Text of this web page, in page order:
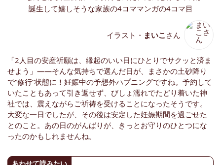
イラスト・ まいこ さん
「2人目の安産祈願は、縁起のいい日にひとりでサクッと済ま
せよう」――そんな気持ちで選んだ日が、まさかの土砂降り
で“修行”状態に！妊娠中の予想外ハプニングですね。予約して
いたこともあって引き返せず、びしょ濡れでたどり着いた神
社では、震えながらご祈祷を受けることになったそうです。
大変な一日でしたが、その後は安定した妊娠期間を過ごせた
とのこと。あの日のがんばりが、きっとお守りのひとつにな
ったのかもしれませんね。